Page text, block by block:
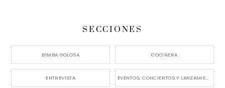
SECCIONES
BIMBA GOLOSA COCINERA
ENTREVISTA EVENTOS, CONCIERTOS Y LANZAMIENTOS